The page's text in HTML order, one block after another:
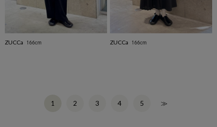
ZUCCa 166cm ZUCCa 166cm
1 2 3 4 5 ≫